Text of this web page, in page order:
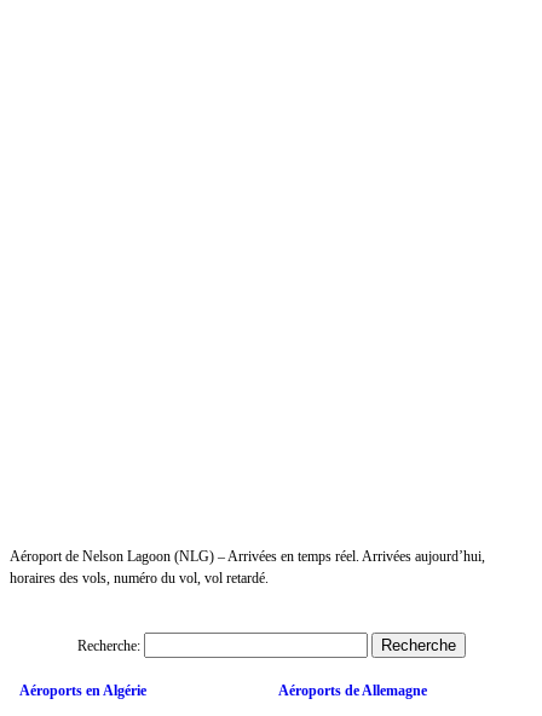
Aéroport de Nelson Lagoon (NLG) – Arrivées en temps réel. Arrivées aujourd’hui,
horaires des vols, numéro du vol, vol retardé.
Recherche:
Aéroports en Algérie Aéroports de Allemagne